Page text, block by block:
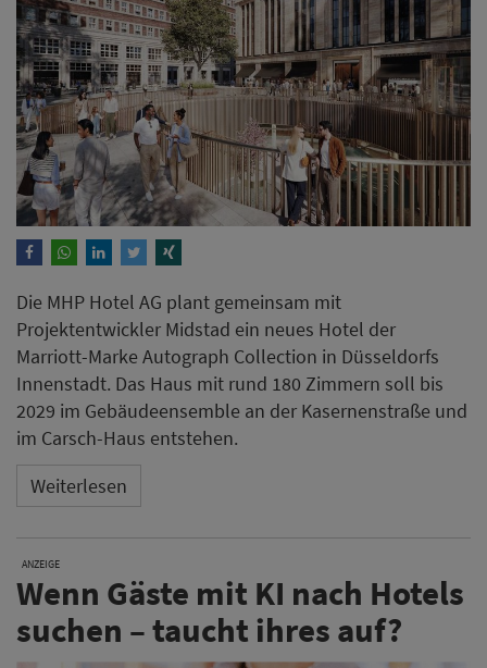
Die MHP Hotel AG plant gemeinsam mit
Projektentwickler Midstad ein neues Hotel der
Marriott-Marke Autograph Collection in Düsseldorfs
Innenstadt. Das Haus mit rund 180 Zimmern soll bis
2029 im Gebäudeensemble an der Kasernenstraße und
im Carsch-Haus entstehen.
Weiterlesen
ANZEIGE
Wenn Gäste mit KI nach Hotels
suchen – taucht ihres auf?